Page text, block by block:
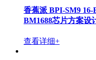
香蕉派 BPI-SM9
BM1688芯片方案设
查看详细+